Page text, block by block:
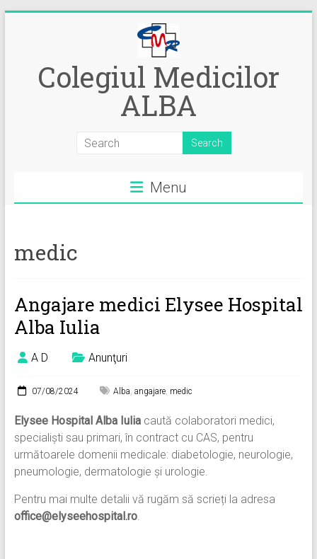
Colegiul Medicilor
ALBA
Menu
medic
Angajare medici Elysee Hospital
Alba Iulia
A D Anunţuri
07/08/2024 Alba, angajare, medic
Elysee Hospital Alba Iuliacaută colaboratori medici,
specialiști sau primari, în contract cu CAS, pentru
următoarele domenii medicale: diabetologie, neurologie,
pneumologie, dermatologie și urologie.
Pentru mai multe detalii vă rugăm să scrieți la adresa
office@elyseehospital.ro.